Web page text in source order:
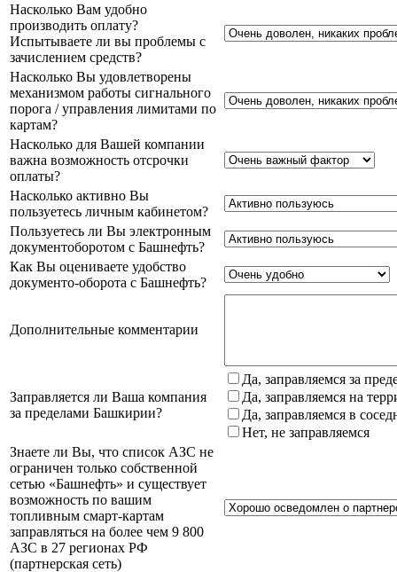
Насколько Вам удобно
производить оплату?
Испытываете ли вы проблемы с
зачислением средств?
Насколько Вы удовлетворены
механизмом работы сигнального
порога / управления лимитами по
картам?
Насколько для Вашей компании
важна возможность отсрочки
оплаты?
Насколько активно Вы
пользуетесь личным кабинетом?
Пользуетесь ли Вы электронным
документоборотом с Башнефть?
Как Вы оцениваете удобство
документо-оборота с Башнефть?
Дополнительные комментарии
Заправляется ли Ваша компания
за пределами Башкирии?
Да, заправляемся за
Да, заправляемся на
Да, заправляемся в
Нет, не заправляемся
Знаете ли Вы, что список АЗС не
ограничен только собственной
сетью «Башнефть» и существует
возможность по вашим
топливным смарт-картам
заправляться на более чем 9 800
АЗС в 27 регионах РФ
(партнерская сеть)